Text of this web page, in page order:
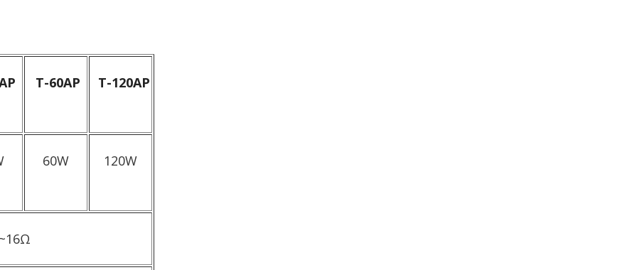
T-60AP T-120AP
60W 120W